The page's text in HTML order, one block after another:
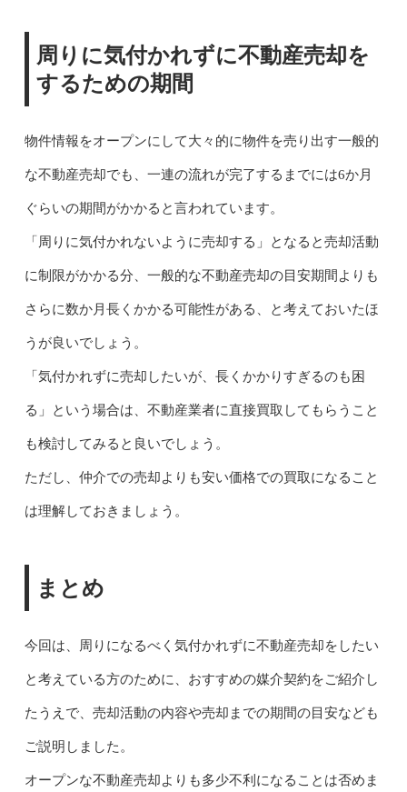
周りに気付かれずに不動産売却を
するための期間
物件情報をオープンにして大々的に物件を売り出す一般的
な不動産売却でも、一連の流れが完了するまでには6か月
ぐらいの期間がかかると言われています。
「周りに気付かれないように売却する」となると売却活動
に制限がかかる分、一般的な不動産売却の目安期間よりも
さらに数か月長くかかる可能性がある、と考えておいたほ
うが良いでしょう。
「気付かれずに売却したいが、長くかかりすぎるのも困
る」という場合は、不動産業者に直接買取してもらうこと
も検討してみると良いでしょう。
ただし、仲介での売却よりも安い価格での買取になること
は理解しておきましょう。
まとめ
今回は、周りになるべく気付かれずに不動産売却をしたい
と考えている方のために、おすすめの媒介契約をご紹介し
たうえで、売却活動の内容や売却までの期間の目安なども
ご説明しました。
オープンな不動産売却よりも多少不利になることは否めま